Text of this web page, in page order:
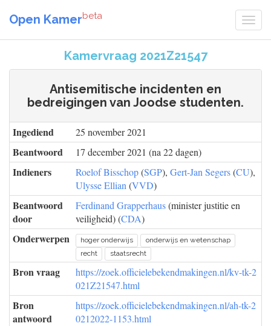
Open Kamerbeta
Kamervraag 2021Z21547
Antisemitische incidenten en
bedreigingen van Joodse studenten.
Ingediend 25 november 2021
Beantwoord 17 december 2021 (na 22 dagen)
Indieners Roelof Bisschop(SGP), Gert-Jan Segers(CU),
Ulysse Ellian (VVD)
Beantwoord
door
Ferdinand Grapperhaus(minister justitie en
veiligheid) (CDA)
Onderwerpen hoger onderwijs
onderwijs en wetenschap
recht
staatsrecht
Bron vraag
https://zoek.officielebekendmakingen.nl/kv-tk-2
021Z21547.html
Bron
antwoord
https://zoek.officielebekendmakingen.nl/ah-tk-2
0212022-1153.html